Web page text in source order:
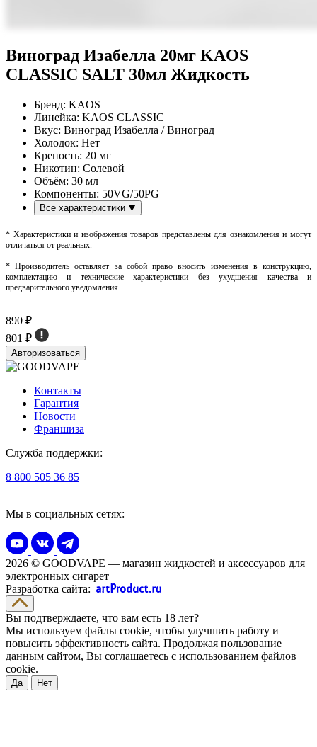
Виноград Изабелла 20мг KAOS
CLASSIC SALT 30мл Жидкость
Бренд: KAOS
Линейка: KAOS CLASSIC
Вкус: Виноград Изабелла / Виноград
Холодок: Нет
Крепость: 20 мг
Никотин: Солевой
Объём: 30 мл
Компоненты: 50VG/50PG
Все характеристики
* Характеристики и изображения товаров представлены для ознакомления и могут
отличаться от реальных.
* Производитель оставляет за собой право вносить изменения в конструкцию,
комплектацию и технические характеристики без ухудшения качества и
предварительного уведомления.
890 ₽
801 ₽
Авторизоваться
Контакты
Гарантия
Новости
Франшиза
Служба поддержки:
8 800 505 36 85
Мы в социальных сетях:
2026 © GOODVAPE — магазин жидкостей и аксессуаров для
электронных сигарет
Разработка сайта:
Вы подтверждаете, что вам есть 18 лет?
Мы используем файлы cookie, чтобы улучшить работу и
повысить эффективность сайта. Продолжая пользование
данным сайтом, Вы соглашаетесь с использованием файлов
cookie.
Да Нет